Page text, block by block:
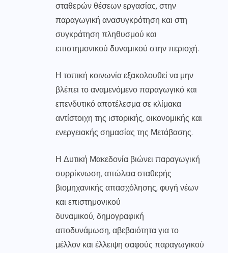
σταθερών θέσεων εργασίας, στην
παραγωγική ανασυγκρότηση και στη
συγκράτηση πληθυσμού και
επιστημονικού δυναμικού στην περιοχή.
Η τοπική κοινωνία εξακολουθεί να μην
βλέπει το αναμενόμενο παραγωγικό και
επενδυτικό αποτέλεσμα σε κλίμακα
αντίστοιχη της ιστορικής, οικονομικής και
ενεργειακής σημασίας της Μετάβασης.
Η Δυτική Μακεδονία βιώνει παραγωγική
συρρίκνωση, απώλεια σταθερής
βιομηχανικής απασχόλησης, φυγή νέων
και επιστημονικού
δυναμικού, δημογραφική
αποδυνάμωση, αβεβαιότητα για το
μέλλον και έλλειψη σαφούς παραγωγικού